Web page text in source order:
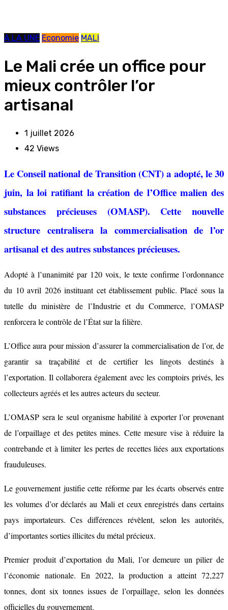
A LA UNE Economie MALI
Le Mali crée un office pour
mieux contrôler l’or
artisanal
1 juillet 2026
42 Views
Le Conseil national de Transition (CNT) a adopté, le 30
juin, la loi ratifiant la création de l’Office malien des
substances précieuses (OMASP). Cette nouvelle
structure centralisera la commercialisation de l’or
artisanal et des autres substances précieuses.
Adopté à l’unanimité par 120 voix, le texte confirme l’ordonnance
du 10 avril 2026 instituant cet établissement public. Placé sous la
tutelle du ministère de l’Industrie et du Commerce, l’OMASP
renforcera le contrôle de l’État sur la filière.
L’Office aura pour mission d’assurer la commercialisation de l’or, de
garantir sa traçabilité et de certifier les lingots destinés à
l’exportation. Il collaborera également avec les comptoirs privés, les
collecteurs agréés et les autres acteurs du secteur.
L’OMASP sera le seul organisme habilité à exporter l’or provenant
de l’orpaillage et des petites mines. Cette mesure vise à réduire la
contrebande et à limiter les pertes de recettes liées aux exportations
frauduleuses.
Le gouvernement justifie cette réforme par les écarts observés entre
les volumes d’or déclarés au Mali et ceux enregistrés dans certains
pays importateurs. Ces différences révèlent, selon les autorités,
d’importantes sorties illicites du métal précieux.
Premier produit d’exportation du Mali, l’or demeure un pilier de
l’économie nationale. En 2022, la production a atteint 72,227
tonnes, dont six tonnes issues de l’orpaillage, selon les données
officielles du gouvernement.